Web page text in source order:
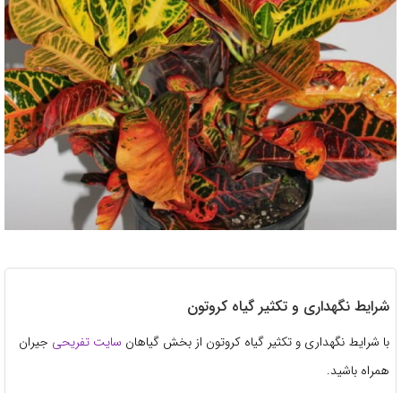
شرایط نگهداری و تکثیر گیاه کروتون
با شرایط نگهداری و تکثیر گیاه کروتون از بخش گیاهان سایت تفریحی جیران
همراه باشید.